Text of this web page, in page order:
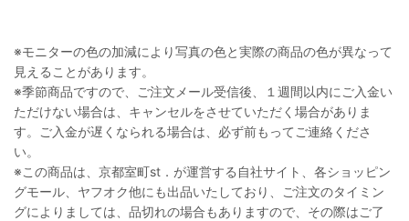
※モニターの色の加減により写真の色と実際の商品の色が異なって
見えることがあります。
※季節商品ですので、ご注文メール受信後、１週間以内にご入金い
ただけない場合は、キャンセルをさせていただく場合がありま
す。ご入金が遅くなられる場合は、必ず前もってご連絡くださ
い。
※この商品は、京都室町st．が運営する自社サイト、各ショッピン
グモール、ヤフオク他にも出品いたしており、ご注文のタイミン
グによりましては、品切れの場合もありますので、その際はご了